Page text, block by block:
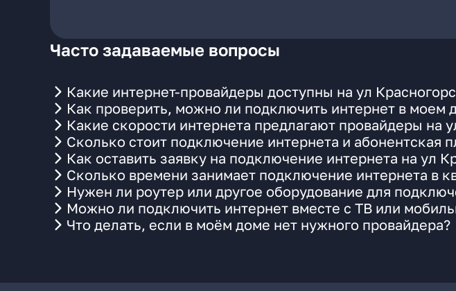
Часто задаваемые вопросы
Какие интернет-провайдеры доступны на ул
Как проверить, можно ли подключить интернет в моем
Какие скорости интернета предлагают провайдеры на
Сколько стоит подключение интернета и абонентская
Как оставить заявку на подключение интернета на ул
Сколько времени занимает подключение интернета в
Нужен ли роутер или другое оборудование для
Можно ли подключить интернет вместе с ТВ или
Что делать, если в моём доме нет нужного провайдера?